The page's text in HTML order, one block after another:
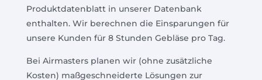
Produktdatenblatt in unserer Datenbank
enthalten. Wir berechnen die Einsparungen für
unsere Kunden für 8 Stunden Gebläse pro Tag.
Bei Airmasters planen wir (ohne zusätzliche
Kosten) maßgeschneiderte Lösungen zur